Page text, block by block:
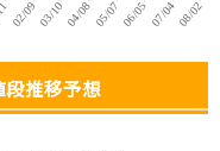
段推移予想